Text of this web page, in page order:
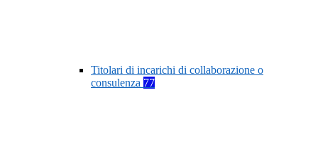
Titolari di incarichi di collaborazione o
consulenza 77